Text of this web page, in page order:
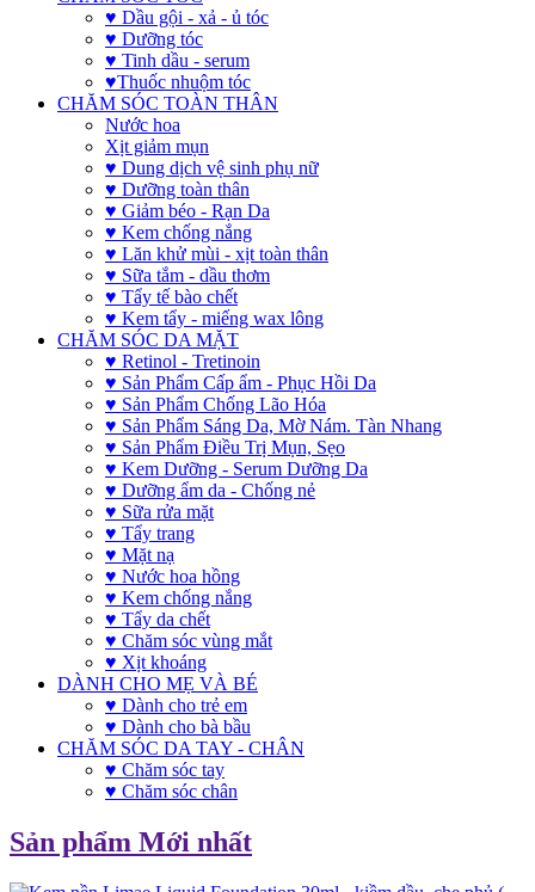
♥ Dầu gội - xả - ủ tóc
♥ Dưỡng tóc
♥ Tinh dầu - serum
♥Thuốc nhuộm tóc
CHĂM SÓC TOÀN THÂN
Nước hoa
Xịt giảm mụn
♥ Dung dịch vệ sinh phụ nữ
♥ Dưỡng toàn thân
♥ Giảm béo - Rạn Da
♥ Kem chống nắng
♥ Lăn khử mùi - xịt toàn thân
♥ Sữa tắm - dầu thơm
♥ Tẩy tế bào chết
♥ Kem tẩy - miếng wax lông
CHĂM SÓC DA MẶT
♥ Retinol - Tretinoin
♥ Sản Phẩm Cấp ẩm - Phục Hồi Da
♥ Sản Phẩm Chống Lão Hóa
♥ Sản Phẩm Sáng Da, Mờ Nám. Tàn Nhang
♥ Sản Phẩm Điều Trị Mụn, Sẹo
♥ Kem Dưỡng - Serum Dưỡng Da
♥ Dưỡng ẩm da - Chống nẻ
♥ Sữa rửa mặt
♥ Tẩy trang
♥ Mặt nạ
♥ Nước hoa hồng
♥ Kem chống nắng
♥ Tẩy da chết
♥ Chăm sóc vùng mắt
♥ Xịt khoáng
DÀNH CHO MẸ VÀ BÉ
♥ Dành cho trẻ em
♥ Dành cho bà bầu
CHĂM SÓC DA TAY - CHÂN
♥ Chăm sóc tay
♥ Chăm sóc chân
Sản phẩm Mới nhất